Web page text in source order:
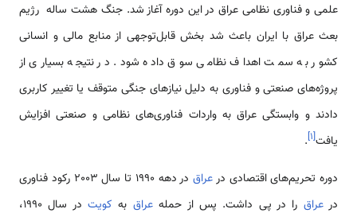
علمی و فناوری نظامی عراق در این دوره آغاز شد. جنگ هشت ساله رژیم
بعث عراق با ایران باعث شد بخش قابل‌توجهی از منابع مالی و انسانی
کشور به سمت اهداف نظامی سوق داده شود. در نتیجه بسیاری از
پروژه‌های صنعتی و فناوری به دلیل نیازهای جنگی متوقف یا تغییر کاربری
دادند و وابستگی عراق به واردات فناوری‌های نظامی و صنعتی افزایش
یافت[۱]
.
دوره تحریم‌های اقتصادی درعراق
در دهه 1990 تا سال 2003 رکود فناوری
درعراق را در پی داشت. پس از حملهعراق به کویت
در سال ۱۹۹۰،